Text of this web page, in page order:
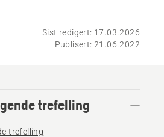
Sist redigert: 17.03.2026
Publisert: 21.06.2022
trefelling
trefelling